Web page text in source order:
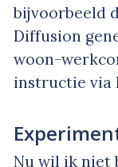
bijvoorbeeld
Diffusion
woon-
instructie via
Nu wil ik niet